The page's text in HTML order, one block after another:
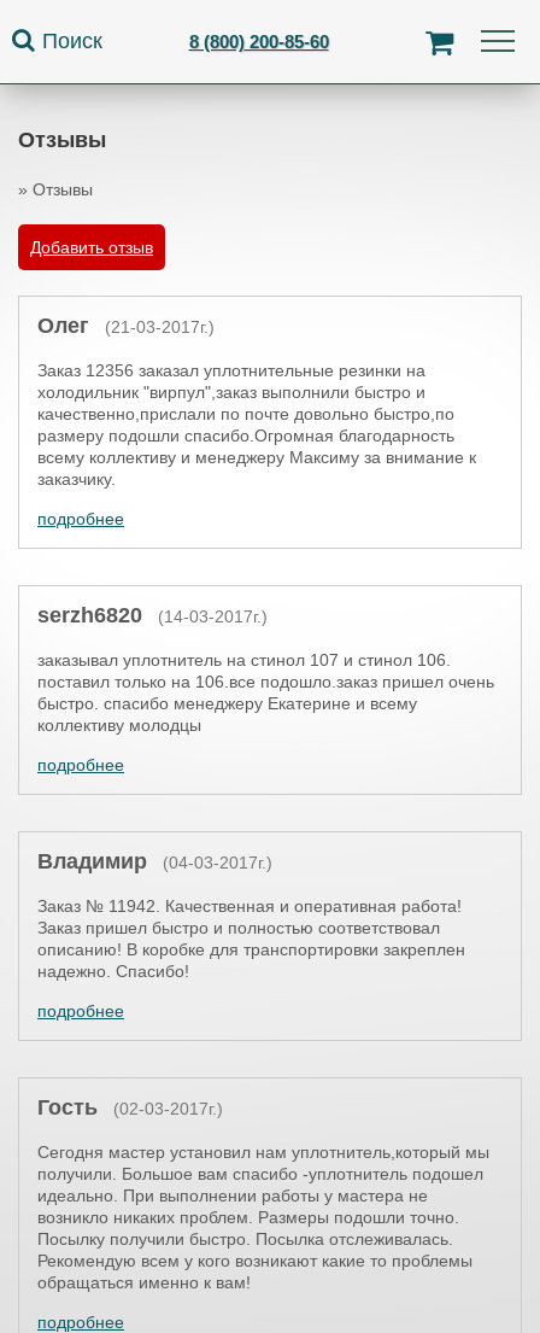
Поиск 8 (800) 200-85-60
Отзывы
Вы здесь
» Отзывы
Добавить отзыв
Олег (21-03-2017г.)
Заказ 12356 заказал уплотнительные резинки на
холодильник "вирпул",заказ выполнили быстро и
качественно,прислали по почте довольно быстро,по
размеру подошли спасибо.Огромная благодарность
всему коллективу и менеджеру Максиму за внимание к
заказчику.
подробнее
serzh6820 (14-03-2017г.)
заказывал уплотнитель на стинол 107 и стинол 106.
поставил только на 106.все подошло.заказ пришел очень
быстро. спасибо менеджеру Екатерине и всему
коллективу молодцы
подробнее
Владимир (04-03-2017г.)
Заказ № 11942. Качественная и оперативная работа!
Заказ пришел быстро и полностью соответствовал
описанию! В коробке для транспортировки закреплен
надежно. Спасибо!
подробнее
Гость (02-03-2017г.)
Сегодня мастер установил нам уплотнитель,который мы
получили. Большое вам спасибо -уплотнитель подошел
идеально. При выполнении работы у мастера не
возникло никаких проблем. Размеры подошли точно.
Посылку получили быстро. Посылка отслеживалась.
Рекомендую всем у кого возникают какие то проблемы
обращаться именно к вам!
подробнее